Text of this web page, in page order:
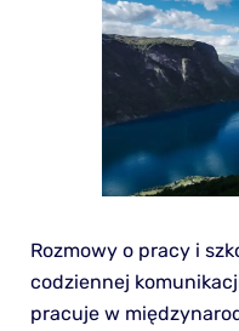
Rozmowy o pracy i
codziennej
pracuje w